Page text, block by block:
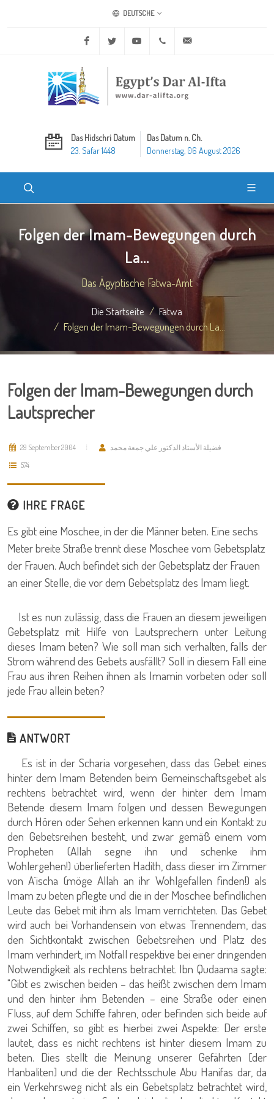
DEUTSCHE
Facebook Twitter Youtube +20 2 25970400
Das Hidschri Datum
23. Safar 1448
Das Datum n. Ch.
Donnerstag, 06 August 2026
Folgen der Imam-Bewegungen durch
La...
Das Ägyptische Fatwa-Amt
Die Startseite
Fatwa
Folgen der Imam-Bewegungen durch La...
Folgen der Imam-Bewegungen durch
Lautsprecher
29 September 2004
فضيلة الأستاذ الدكتور علي جمعة محمد
574
IHRE FRAGE
Es gibt eine Moschee, in der die Männer beten. Eine sechs
Meter breite Straße trennt diese Moschee vom Gebetsplatz
der Frauen. Auch befindet sich der Gebetsplatz der Frauen
an einer Stelle, die vor dem Gebetsplatz des Imam liegt.
Ist es nun zulässig, dass die Frauen an diesem jeweiligen
Gebetsplatz mit Hilfe von Lautsprechern unter Leitung
dieses Imam beten? Wie soll man sich verhalten, falls der
Strom während des Gebets ausfällt? Soll in diesem Fall eine
Frau aus ihren Reihen ihnen als Imamin vorbeten oder soll
jede Frau allein beten?
ANTWORT
Es ist in der Scharia vorgesehen, dass das Gebet eines
hinter dem Imam Betenden beim Gemeinschaftsgebet als
rechtens betrachtet wird, wenn der hinter dem Imam
Betende diesem Imam folgen und dessen Bewegungen
durch Hören oder Sehen erkennen kann und ein Kontakt zu
den Gebetsreihen besteht, und zwar gemäß einem vom
Propheten (Allah segne ihn und schenke ihm
Wohlergehen!) überlieferten Hadith, dass dieser im Zimmer
von A`ischa (möge Allah an ihr Wohlgefallen finden!) als
Imam zu beten pflegte und die in der Moschee befindlichen
Leute das Gebet mit ihm als Imam verrichteten. Das Gebet
wird auch bei Vorhandensein von etwas Trennendem, das
den Sichtkontakt zwischen Gebetsreihen und Platz des
Imam verhindert, im Notfall respektive bei einer dringenden
Notwendigkeit als rechtens betrachtet. Ibn Qudaama sagte:
"Gibt es zwischen beiden – das heißt zwischen dem Imam
und den hinter ihm Betenden – eine Straße oder einen
Fluss, auf dem Schiffe fahren, oder befinden sich beide auf
zwei Schiffen, so gibt es hierbei zwei Aspekte: Der erste
lautet, dass es nicht rechtens ist hinter diesem Imam zu
beten. Dies stellt die Meinung unserer Gefährten [der
Hanbaliten] und die der Rechtsschule Abu Hanifas dar, da
ein Verkehrsweg nicht als ein Gebetsplatz betrachtet wird,